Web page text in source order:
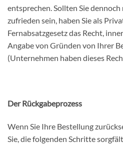
entsprechen. Sollten Sie
zufrieden sein, haben Sie als
Fernabsatzgesetz das Recht,
Angabe von Gründen von Ihrer
(Unternehmen haben dieses
Der Rückgabeprozess
Wenn Sie Ihre Bestellung
Sie, die folgenden Schritte